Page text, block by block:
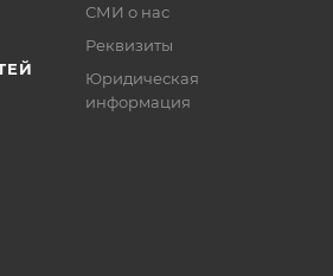
СМИ о нас
Реквизиты
Юридическая
информация